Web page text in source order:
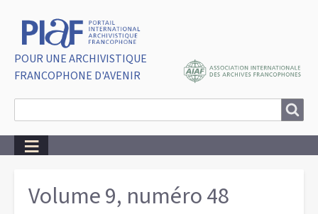
POUR UNE ARCHIVISTIQUE
FRANCOPHONE D'AVENIR
Volume 9, numéro 48